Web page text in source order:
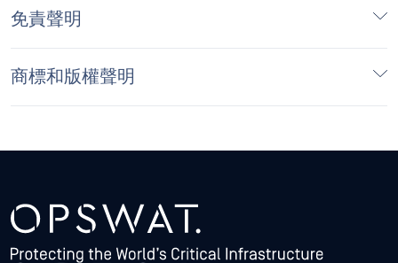
免責聲明
商標和版權聲明